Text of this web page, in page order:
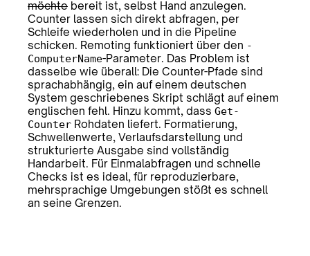
möchte bereit ist, selbst Hand anzulegen.
Counter lassen sich direkt abfragen, per
Schleife wiederholen und in die Pipeline
schicken. Remoting funktioniert über den -
ComputerName-Parameter. Das Problem ist
dasselbe wie überall: Die Counter-Pfade sind
sprachabhängig, ein auf einem deutschen
System geschriebenes Skript schlägt auf einem
englischen fehl. Hinzu kommt, dass Get-
Counter Rohdaten liefert. Formatierung,
Schwellenwerte, Verlaufsdarstellung und
strukturierte Ausgabe sind vollständig
Handarbeit. Für Einmalabfragen und schnelle
Checks ist es ideal, für reproduzierbare,
mehrsprachige Umgebungen stößt es schnell
an seine Grenzen.